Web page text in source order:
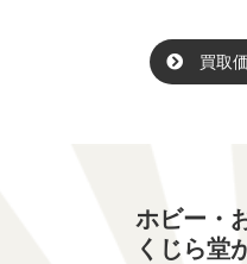
買取
ホビー・
くじら堂